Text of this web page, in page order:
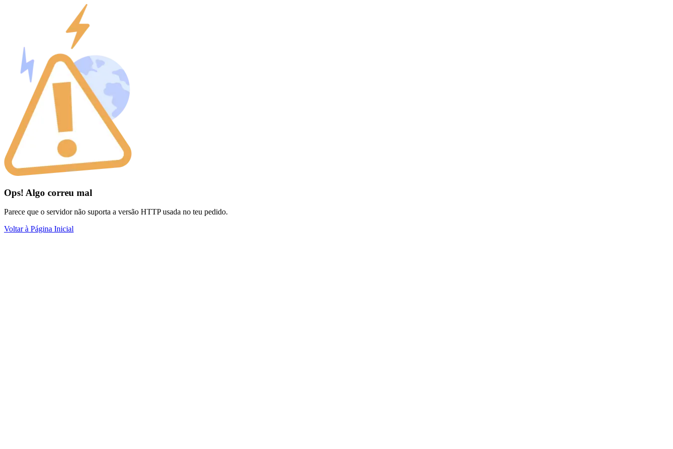
Ops! Algo correu mal
Parece que o servidor não suporta a versão HTTP usada no teu pedido.
Voltar à Página Inicial